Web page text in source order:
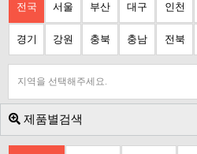
전국 서울 부산 대구 인천
경기 강원 충북 충남 전북
지역을 선택해주세요.
제품별검색